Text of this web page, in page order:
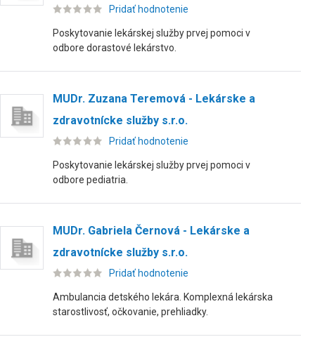
Pridať hodnotenie
Poskytovanie lekárskej služby prvej pomoci v
odbore dorastové lekárstvo.
MUDr. Zuzana Teremová - Lekárske a
zdravotnícke služby s.r.o.
Pridať hodnotenie
Poskytovanie lekárskej služby prvej pomoci v
odbore pediatria.
MUDr. Gabriela Černová - Lekárske a
zdravotnícke služby s.r.o.
Pridať hodnotenie
Ambulancia detského lekára. Komplexná lekárska
starostlivosť, očkovanie, prehliadky.